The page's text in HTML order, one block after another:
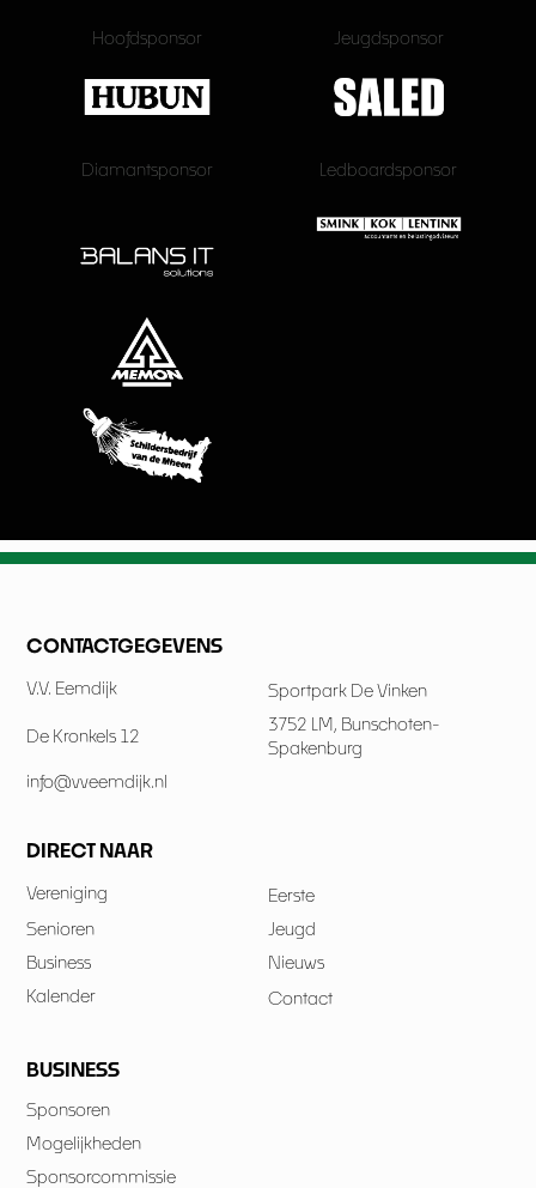
Hoofdsponsor Jeugdsponsor
Diamantsponsor Ledboardsponsor
CONTACTGEGEVENS
V.V. Eemdijk Sportpark De Vinken
De Kronkels 12
3752 LM, Bunschoten-
Spakenburg
info@vveemdijk.nl
DIRECT NAAR
Vereniging
Eerste
Senioren
Jeugd
Business
Nieuws
Kalender
Contact
BUSINESS
Sponsoren
Mogelijkheden
Sponsorcommissie